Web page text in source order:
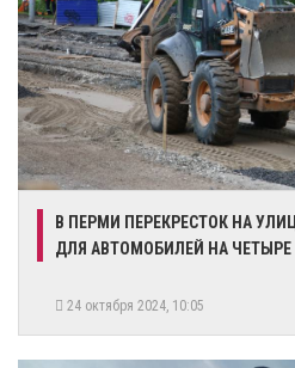
В ПЕРМИ ПЕРЕКРЕСТОК НА
ДЛЯ АВТОМОБИЛЕЙ НА ЧЕТЫРЕ
24 октября 2024, 10:05